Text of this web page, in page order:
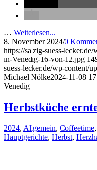
… Weiterlesen...
8. November 2024/0
https://salzig-suess-
in-Venedig-16-von-12.jpg
suess-lecker.de/wp-content/
Michael Nölke2024-11-08
Venedig
Herbstküche
2024, Allgemein, Coffeetime,
Hauptgerichte, Herbst,